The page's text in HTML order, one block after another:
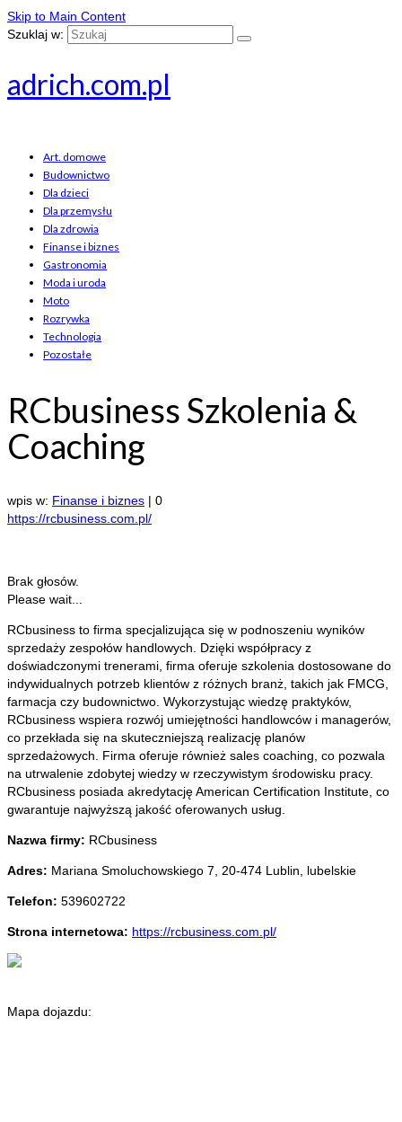
Skip to Main Content
Szuklaj w:
adrich.com.pl
Art. domowe
Budownictwo
Dla dzieci
Dla przemysłu
Dla zdrowia
Finanse i biznes
Gastronomia
Moda i uroda
Moto
Rozrywka
Technologia
Pozostałe
RCbusiness Szkolenia &
Coaching
wpis w: Finanse i biznes | 0
https://rcbusiness.com.pl/
Brak głosów.
Please wait...
RCbusiness to firma specjalizująca się w podnoszeniu wyników
sprzedaży zespołów handlowych. Dzięki współpracy z
doświadczonymi trenerami, firma oferuje szkolenia dostosowane do
indywidualnych potrzeb klientów z różnych branż, takich jak FMCG,
farmacja czy budownictwo. Wykorzystując wiedzę praktyków,
RCbusiness wspiera rozwój umiejętności handlowców i managerów,
co przekłada się na skuteczniejszą realizację planów
sprzedażowych. Firma oferuje również sales coaching, co pozwala
na utrwalenie zdobytej wiedzy w rzeczywistym środowisku pracy.
RCbusiness posiada akredytację American Certification Institute, co
gwarantuje najwyższą jakość oferowanych usług.
Nazwa firmy: RCbusiness
Adres: Mariana Smoluchowskiego 7 20-474 Lublin lubelskie
Telefon: 539602722
Strona internetowa: https://rcbusiness.com.pl/
Mapa dojazdu: